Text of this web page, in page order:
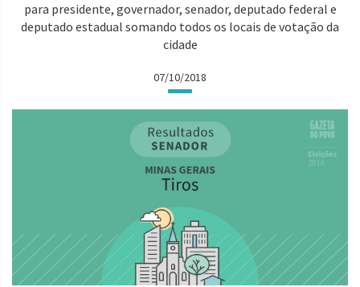
para presidente, governador, senador, deputado federal e
deputado estadual somando todos os locais de votação da
cidade
07/10/2018